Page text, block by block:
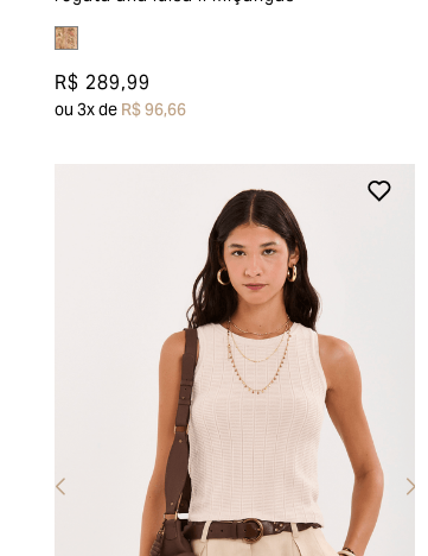
R$ 289,99
ou3x deR$ 96,66